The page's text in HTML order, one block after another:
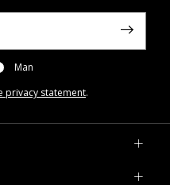
Man
privacy statement.